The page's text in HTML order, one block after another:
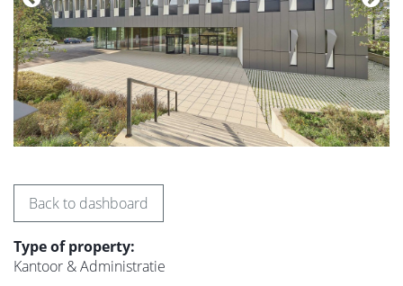
Back to dashboard
Type of property:
Kantoor & Administratie